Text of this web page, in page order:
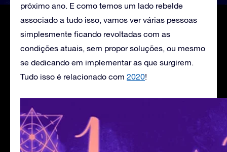
próximo ano. E como temos um lado rebelde
associado a tudo isso, vamos ver várias pessoas
simplesmente ficando revoltadas com as
condições atuais, sem propor soluções, ou mesmo
se dedicando em implementar as que surgirem.
Tudo isso é relacionado com 2020!